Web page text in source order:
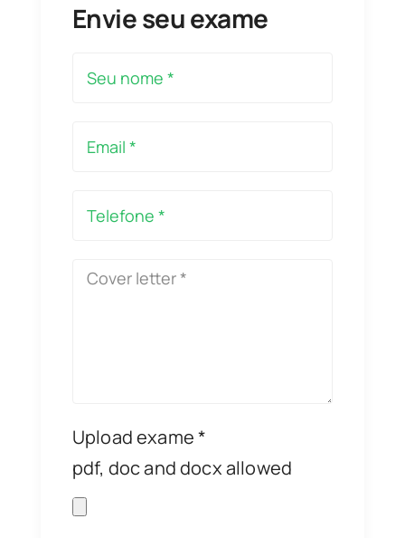
Envie seu exame
Upload exame *
pdf, doc and docx allowed